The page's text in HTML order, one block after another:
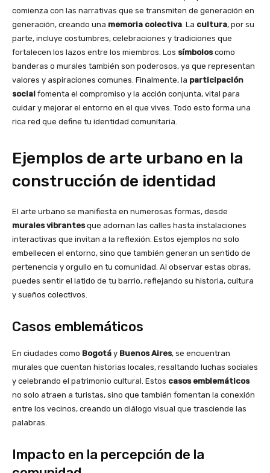
comienza con las narrativas que se transmiten de generación en
generación, creando una memoria colectiva. La cultura, por su
parte, incluye costumbres, celebraciones y tradiciones que
fortalecen los lazos entre los miembros. Los símboloscomo
banderas o murales también son poderosos, ya que representan
valores y aspiraciones comunes. Finalmente, la participación
social fomenta el compromiso y la acción conjunta, vital para
cuidar y mejorar el entorno en el que vives. Todo esto forma una
rica red que define tu identidad comunitaria.
Ejemplos de arte urbano en la
construcción de identidad
El arte urbano se manifiesta en numerosas formas, desde
murales vibrantesque adornan las calles hasta instalaciones
interactivas que invitan a la reflexión. Estos ejemplos no solo
embellecen el entorno, sino que también generan un sentido de
pertenencia y orgullo en tu comunidad. Al observar estas obras,
puedes sentir el latido de tu barrio, reflejando su historia, cultura
y sueños colectivos.
Casos emblemáticos
En ciudades como Bogotá y Buenos Aires, se encuentran
murales que cuentan historias locales, resaltando luchas sociales
y celebrando el patrimonio cultural. Estos casos emblemáticos
no solo atraen a turistas, sino que también fomentan la conexión
entre los vecinos, creando un diálogo visual que trasciende las
palabras.
Impacto en la percepción de la